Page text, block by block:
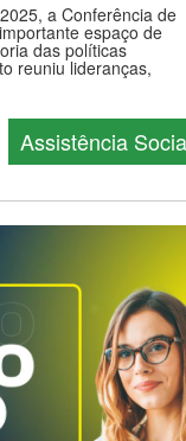
a Conferência de
espaço de
das políticas
reuniu lideranças,
Assistência